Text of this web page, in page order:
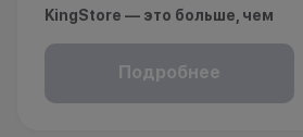
KingStore — это больше, чем
просто бонусы.
Покупайте технику и аксессуары,
Подробнее